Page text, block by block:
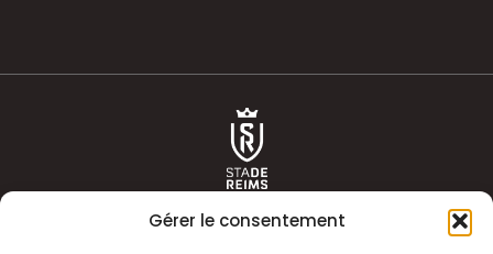
Gérer le consentement